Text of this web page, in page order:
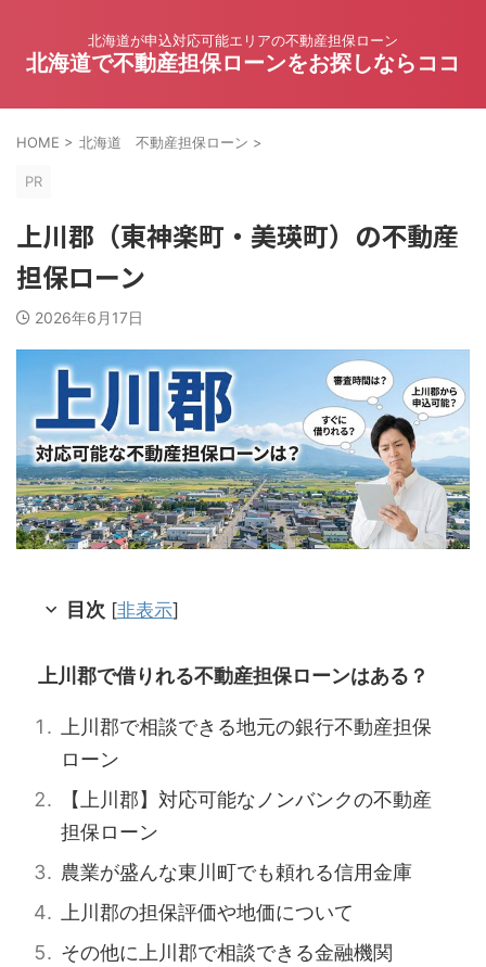
北海道が申込対応可能エリアの不動産担保ローン
北海道で不動産担保ローンをお探しならココ
HOME > 北海道 不動産担保ローン >
PR
上川郡（東神楽町・美瑛町）の不動産
担保ローン
2026年6月17日
目次 [非表示]
上川郡で借りれる不動産担保ローンはある？
上川郡で相談できる地元の銀行不動産担保
ローン
【上川郡】対応可能なノンバンクの不動産
担保ローン
農業が盛んな東川町でも頼れる信用金庫
上川郡の担保評価や地価について
その他に上川郡で相談できる金融機関